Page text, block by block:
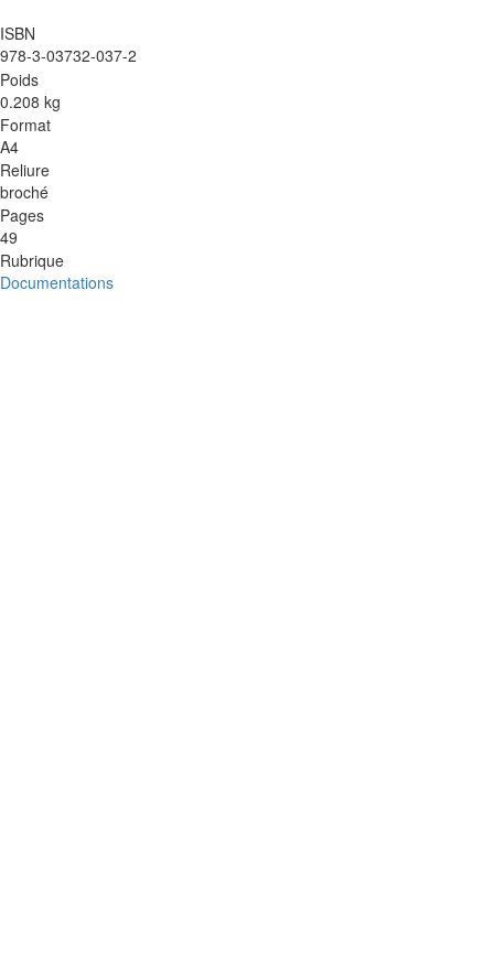
ISBN
978-3-03732-037-2
Poids
0.208 kg
Format
A4
Reliure
broché
Pages
49
Rubrique
Documentations